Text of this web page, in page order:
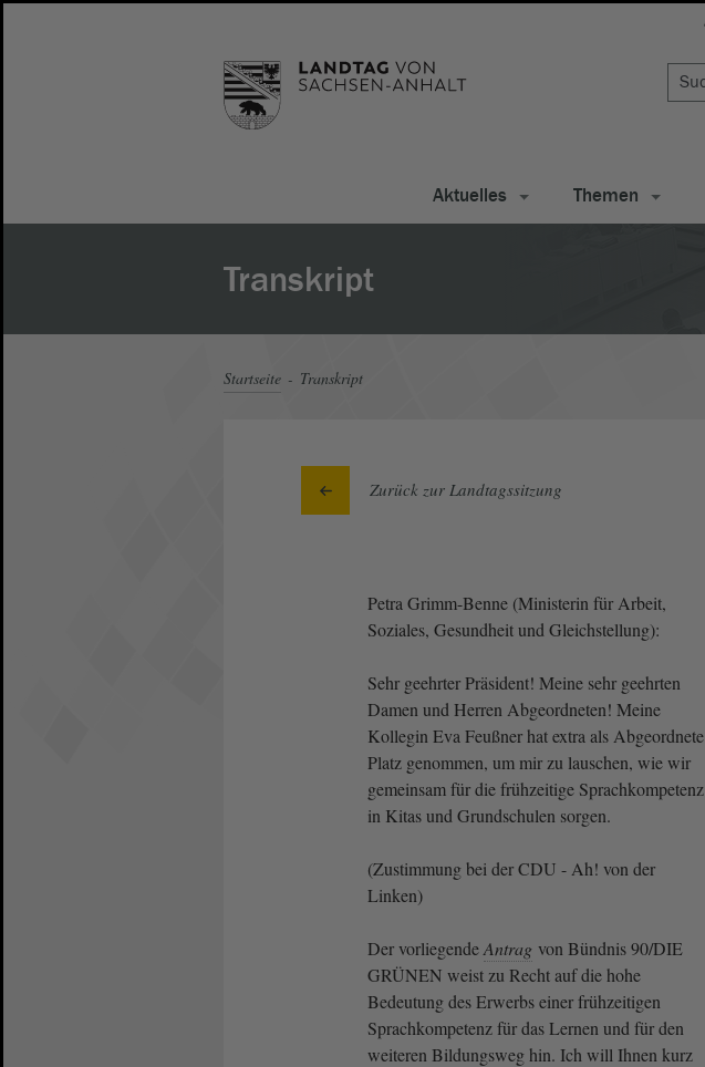
Aktuelles Themen
Transkript
Startseite Transkript
Zurück zur Landtagssitzung
Petra Grimm-Benne (Ministerin für Arbeit,
Soziales, Gesundheit und Gleichstellung):
Sehr geehrter Präsident! Meine sehr geehrten
Damen und Herren Abgeordneten! Meine
Kollegin Eva Feußner hat extra als Abgeordnete
Platz genommen, um mir zu lauschen, wie wir
gemeinsam für die frühzeitige Sprachkompetenz
in Kitas und Grundschulen sorgen.
(Zustimmung bei der CDU - Ah! von der
Linken)
Der vorliegendeAntrag von Bündnis 90/DIE
GRÜNEN weist zu Recht auf die hohe
Bedeutung des Erwerbs einer frühzeitigen
Sprachkompetenz für das Lernen und für den
weiteren Bildungsweg hin. Ich will Ihnen kurz